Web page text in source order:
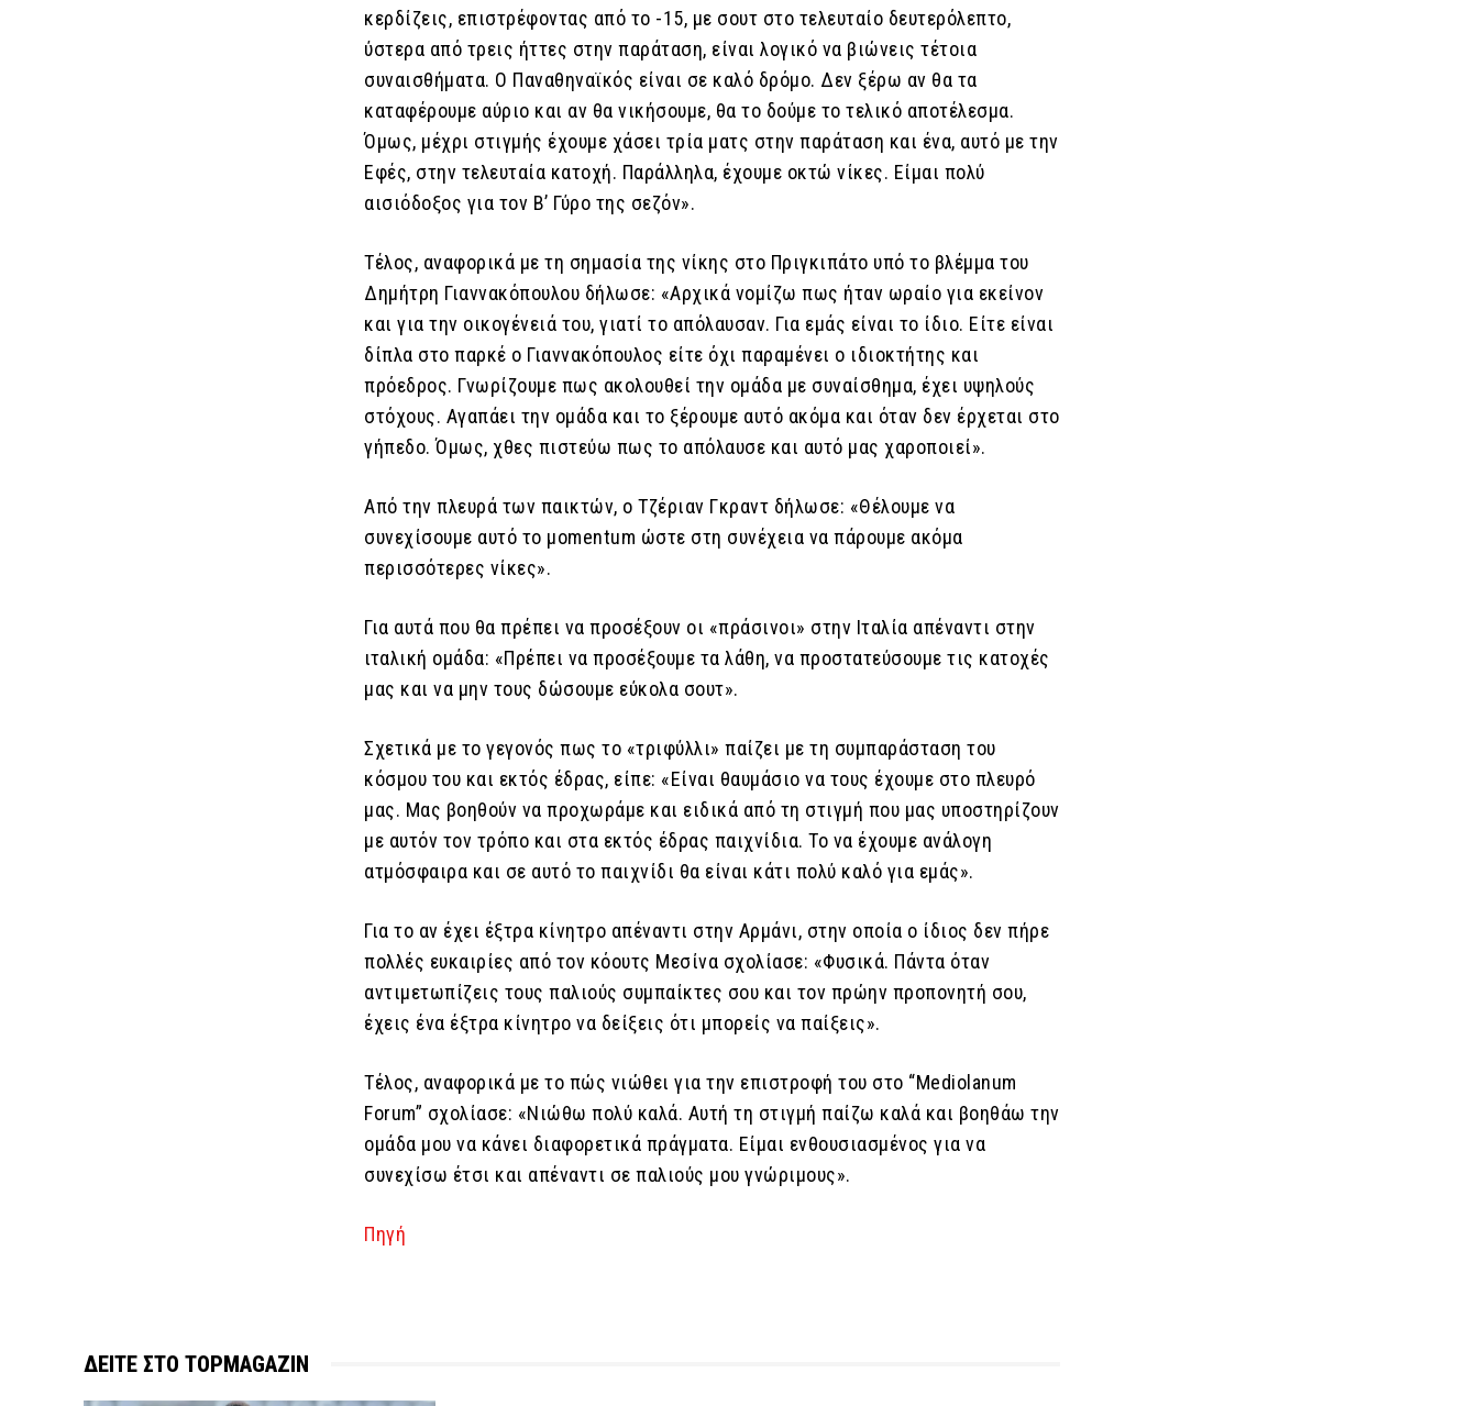
κερδίζεις, επιστρέφοντας από το -15, με σουτ στο τελευταίο δευτερόλεπτο,
ύστερα από τρεις ήττες στην παράταση, είναι λογικό να βιώνεις τέτοια
συναισθήματα. Ο Παναθηναϊκός είναι σε καλό δρόμο. Δεν ξέρω αν θα τα
καταφέρουμε αύριο και αν θα νικήσουμε, θα το δούμε το τελικό αποτέλεσμα.
Όμως, μέχρι στιγμής έχουμε χάσει τρία ματς στην παράταση και ένα, αυτό με την
Εφές, στην τελευταία κατοχή. Παράλληλα, έχουμε οκτώ νίκες. Είμαι πολύ
αισιόδοξος για τον Β’ Γύρο της σεζόν».
Τέλος, αναφορικά με τη σημασία της νίκης στο Πριγκιπάτο υπό το βλέμμα του
Δημήτρη Γιαννακόπουλου δήλωσε: «Αρχικά νομίζω πως ήταν ωραίο για εκείνον
και για την οικογένειά του, γιατί το απόλαυσαν. Για εμάς είναι το ίδιο. Είτε είναι
δίπλα στο παρκέ ο Γιαννακόπουλος είτε όχι παραμένει ο ιδιοκτήτης και
πρόεδρος. Γνωρίζουμε πως ακολουθεί την ομάδα με συναίσθημα, έχει υψηλούς
στόχους. Αγαπάει την ομάδα και το ξέρουμε αυτό ακόμα και όταν δεν έρχεται στο
γήπεδο. Όμως, χθες πιστεύω πως το απόλαυσε και αυτό μας χαροποιεί».
Από την πλευρά των παικτών, ο Τζέριαν Γκραντ δήλωσε: «Θέλουμε να
συνεχίσουμε αυτό το μomentum ώστε στη συνέχεια να πάρουμε ακόμα
περισσότερες νίκες».
Για αυτά που θα πρέπει να προσέξουν οι «πράσινοι» στην Ιταλία απέναντι στην
ιταλική ομάδα: «Πρέπει να προσέξουμε τα λάθη, να προστατεύσουμε τις κατοχές
μας και να μην τους δώσουμε εύκολα σουτ».
Σχετικά με το γεγονός πως το «τριφύλλι» παίζει με τη συμπαράσταση του
κόσμου του και εκτός έδρας, είπε: «Είναι θαυμάσιο να τους έχουμε στο πλευρό
μας. Μας βοηθούν να προχωράμε και ειδικά από τη στιγμή που μας υποστηρίζουν
με αυτόν τον τρόπο και στα εκτός έδρας παιχνίδια. Το να έχουμε ανάλογη
ατμόσφαιρα και σε αυτό το παιχνίδι θα είναι κάτι πολύ καλό για εμάς».
Για το αν έχει έξτρα κίνητρο απέναντι στην Αρμάνι, στην οποία ο ίδιος δεν πήρε
πολλές ευκαιρίες από τον κόουτς Μεσίνα σχολίασε: «Φυσικά. Πάντα όταν
αντιμετωπίζεις τους παλιούς συμπαίκτες σου και τον πρώην προπονητή σου,
έχεις ένα έξτρα κίνητρο να δείξεις ότι μπορείς να παίξεις».
Τέλος, αναφορικά με το πώς νιώθει για την επιστροφή του στο “Mediolanum
Forum” σχολίασε: «Νιώθω πολύ καλά. Αυτή τη στιγμή παίζω καλά και βοηθάω την
ομάδα μου να κάνει διαφορετικά πράγματα. Είμαι ενθουσιασμένος για να
συνεχίσω έτσι και απέναντι σε παλιούς μου γνώριμους».
Πηγή
ΔΕΙΤΕ ΣΤΟ TOPMAGAZIN